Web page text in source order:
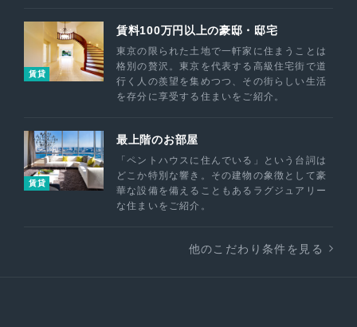
賃貸
賃料100万円以上の豪邸・邸宅
東京の限られた土地で一軒家に住まうことは
格別の贅沢。東京を代表する高級住宅街で道
行く人の羨望を集めつつ、その街らしい生活
を存分に享受する住まいをご紹介。
賃貸
最上階のお部屋
「ペントハウスに住んでいる」という台詞は
どこか特別な響き。その建物の象徴として豪
華な設備を備えることもあるラグジュアリー
な住まいをご紹介。
他のこだわり条件を見る